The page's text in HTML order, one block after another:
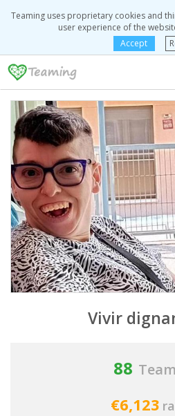
Teaming uses proprietary cookies and
user experience of the
Accept
Vivir
88
€6,123